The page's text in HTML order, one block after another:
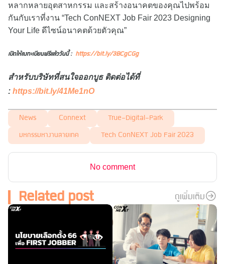
หลากหลายอุตสาหกรรม และสร้างอนาคตของคุณไปพร้อม
กันกับเราที่งาน “Tech ConNEXT Job Fair 2023 Designing
Your Life ดีไซน์อนาคตด้วยตัวคุณ”
เปิดให้ลงทะเบียนฟรีแล้ววันนี้ : https://bit.ly/3BCgCGg
สำหรับบริษัทที่สนใจออกบูธ ติดต่อได้ที่
: https://bit.ly/41Me1nO
News Connext True-Digital-Park
มหกรรมหางานสายเทค Tech ConNEXT Job Fair 2023
No comment
Related post ดูเพิ่มเติม